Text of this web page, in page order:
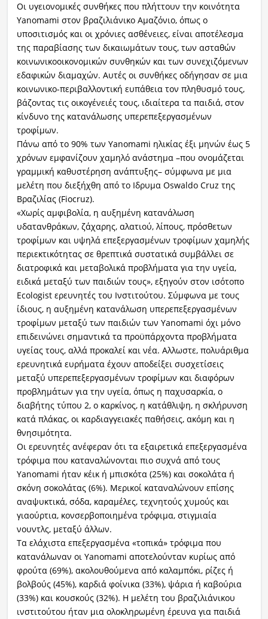
Οι υγειονομικές συνθήκες που πλήττουν την κοινότητα
Yanomami στον βραζιλιάνικο Αμαζόνιο, όπως ο
υποσιτισμός και οι χρόνιες ασθένειες, είναι αποτέλεσμα
της παραβίασης των δικαιωμάτων τους, των ασταθών
κοινωνικοοικονομικών συνθηκών και των συνεχιζόμενων
εδαφικών διαμαχών. Αυτές οι συνθήκες οδήγησαν σε μια
κοινωνικο-περιβαλλοντική ευπάθεια τον πληθυσμό τους,
βάζοντας τις οικογένειές τους, ιδιαίτερα τα παιδιά, στον
κίνδυνο της κατανάλωσης υπερεπεξεργασμένων
τροφίμων.
Πάνω από το 90% των Yanomami ηλικίας έξι μηνών έως 5
χρόνων εμφανίζουν χαμηλό ανάστημα –που ονομάζεται
γραμμική καθυστέρηση ανάπτυξης– σύμφωνα με μια
μελέτη που διεξήχθη από το Ιδρυμα Oswaldo Cruz της
Βραζιλίας (Fiocruz).
«Χωρίς αμφιβολία, η αυξημένη κατανάλωση
υδατανθράκων, ζάχαρης, αλατιού, λίπους, πρόσθετων
τροφίμων και υψηλά επεξεργασμένων τροφίμων χαμηλής
περιεκτικότητας σε θρεπτικά συστατικά συμβάλλει σε
διατροφικά και μεταβολικά προβλήματα για την υγεία,
ειδικά μεταξύ των παιδιών τους», εξηγούν στον ισότοπο
Εcologist ερευνητές του Ινστιτούτου. Σύμφωνα με τους
ίδιους, η αυξημένη κατανάλωση υπερεπεξεργασμένων
τροφίμων μεταξύ των παιδιών των Yanomami όχι μόνο
επιδεινώνει σημαντικά τα προϋπάρχοντα προβλήματα
υγείας τους, αλλά προκαλεί και νέα. Αλλωστε, πολυάριθμα
ερευνητικά ευρήματα έχουν αποδείξει συσχετίσεις
μεταξύ υπερεπεξεργασμένων τροφίμων και διαφόρων
προβλημάτων για την υγεία, όπως η παχυσαρκία, ο
διαβήτης τύπου 2, ο καρκίνος, η κατάθλιψη, η σκλήρυνση
κατά πλάκας, οι καρδιαγγειακές παθήσεις, ακόμη και η
θνησιμότητα.
Οι ερευνητές ανέφεραν ότι τα εξαιρετικά επεξεργασμένα
τρόφιμα που καταναλώνονται πιο συχνά από τους
Yanomami ήταν κέικ ή μπισκότα (25%) και σοκολάτα ή
σκόνη σοκολάτας (6%). Μερικοί καταναλώνουν επίσης
αναψυκτικά, σόδα, καραμέλες, τεχνητούς χυμούς και
γιαούρτια, κονσερβοποιημένα τρόφιμα, στιγμιαία
νουντλς, μεταξύ άλλων.
Τα ελάχιστα επεξεργασμένα «τοπικά» τρόφιμα που
κατανάλωναν οι Yanomami αποτελούνταν κυρίως από
φρούτα (69%), ακολουθούμενα από καλαμπόκι, ρίζες ή
βολβούς (45%), καρδιά φοίνικα (33%), ψάρια ή καβούρια
(33%) και κουσκούς (32%). Η μελέτη του βραζιλιάνικου
ινστιτούτου ήταν μια ολοκληρωμένη έρευνα για παιδιά